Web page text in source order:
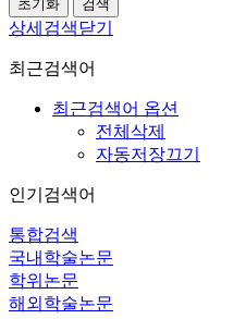
상세검색닫기
최근검색어
최근검색어 옵션
전체삭제
자동저장끄기
인기검색어
통합검색
국내학술논문
학위논문
해외학술논문